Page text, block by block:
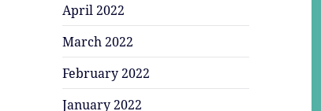
April 2022
March 2022
February 2022
January 2022